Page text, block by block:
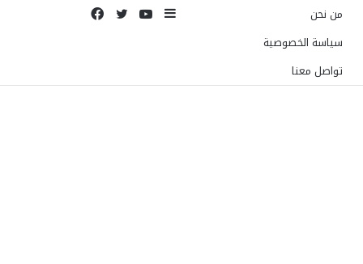
من نحن
سياسة الخصوصية
تواصل معنا
إضافة يوتيوبتويتر